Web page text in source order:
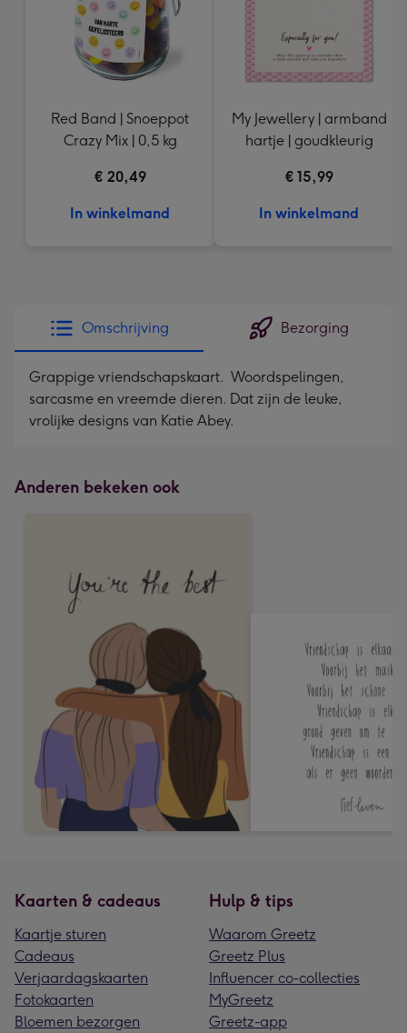
Red Band | Snoeppot
Crazy Mix | 0,5 kg
€ 20,49
In winkelmand
My Jewellery | armband
hartje | goudkleurig
€ 15,99
In winkelmand
Omschrijving Bezorging
Grappige vriendschapskaart. Woordspelingen,
sarcasme en vreemde dieren. Dat zijn de leuke,
vrolijke designs van Katie Abey.
Anderen bekeken ook
Kaarten & cadeaus
Kaartje sturen
Cadeaus
Verjaardagskaarten
Fotokaarten
Bloemen bezorgen
Hulp & tips
Waarom Greetz
Greetz Plus
Influencer co-collecties
MyGreetz
Greetz-app